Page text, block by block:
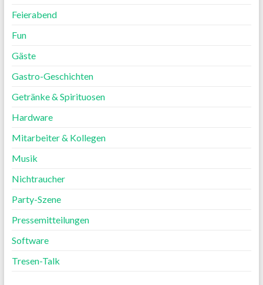
Feierabend
Fun
Gäste
Gastro-Geschichten
Getränke & Spirituosen
Hardware
Mitarbeiter & Kollegen
Musik
Nichtraucher
Party-Szene
Pressemitteilungen
Software
Tresen-Talk